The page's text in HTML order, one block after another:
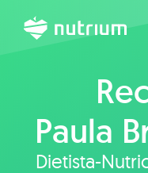
Paula
Dietista-